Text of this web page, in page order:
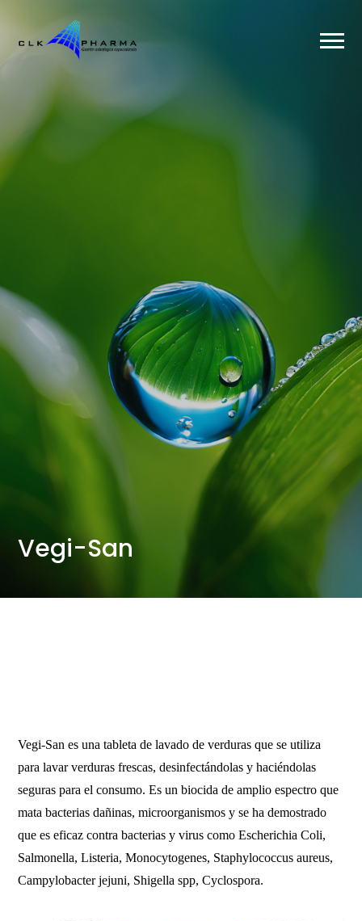
Vegi-San
Vegi-San es una tableta de lavado de verduras que se utiliza
para lavar verduras frescas, desinfectándolas y haciéndolas
seguras para el consumo. Es un biocida de amplio espectro que
mata bacterias dañinas, microorganismos y se ha demostrado
que es eficaz contra bacterias y virus como Escherichia Coli,
Salmonella, Listeria, Monocytogenes, Staphylococcus aureus,
Campylobacter jejuni, Shigella spp, Cyclospora.